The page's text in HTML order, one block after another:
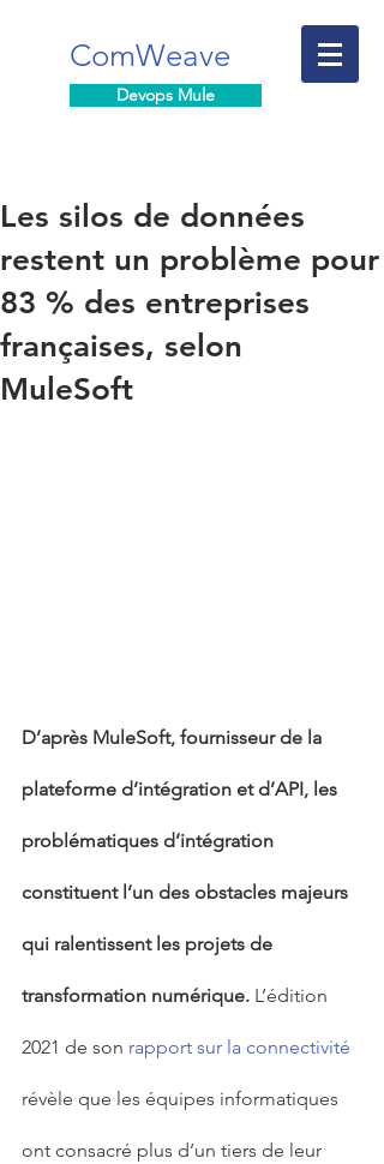
ComWeave
Devops Mule
Les silos de données
restent un problème pour
83 % des entreprises
françaises, selon
MuleSoft
D’après MuleSoft, fournisseur de la
plateforme d’intégration et d’API, les
problématiques d’intégration
constituent l’un des obstacles majeurs
qui ralentissent les projets de
transformation numérique. L’édition
2021 de son rapport sur la connectivité
révèle que les équipes informatiques
ont consacré plus d’un tiers de leur